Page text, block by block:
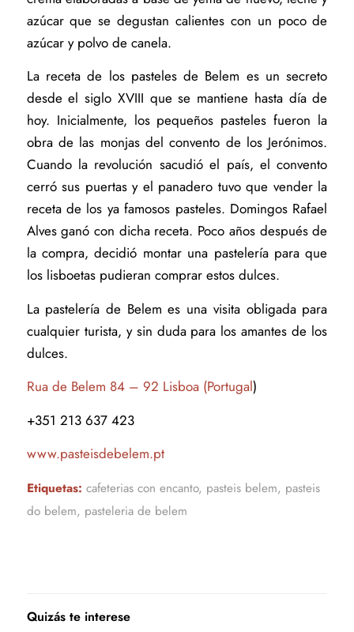
azúcar que se degustan calientes con un poco de
azúcar y polvo de canela.
La receta de los pasteles de Belem es un secreto
desde el siglo XVIII que se mantiene hasta día de
hoy. Inicialmente, los pequeños pasteles fueron la
obra de las monjas del convento de los Jerónimos.
Cuando la revolución sacudió el país, el convento
cerró sus puertas y el panadero tuvo que vender la
receta de los ya famosos pasteles. Domingos Rafael
Alves ganó con dicha receta. Poco años después de
la compra, decidió montar una pastelería para que
los lisboetas pudieran comprar estos dulces.
La pastelería de Belem es una visita obligada para
cualquier turista, y sin duda para los amantes de los
dulces.
Rua de Belem 84 – 92 Lisboa (Portugal)
+351 213 637 423
www.pasteisdebelem.pt
Etiquetas: cafeterias con encanto, pasteis belem, pasteis
do belem, pasteleria de belem
Quizás te interese